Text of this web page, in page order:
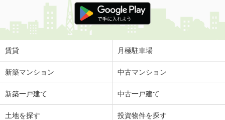
賃貸 月極駐車場
新築マンション 中古マンション
新築一戸建て 中古一戸建て
土地を探す 投資物件を探す